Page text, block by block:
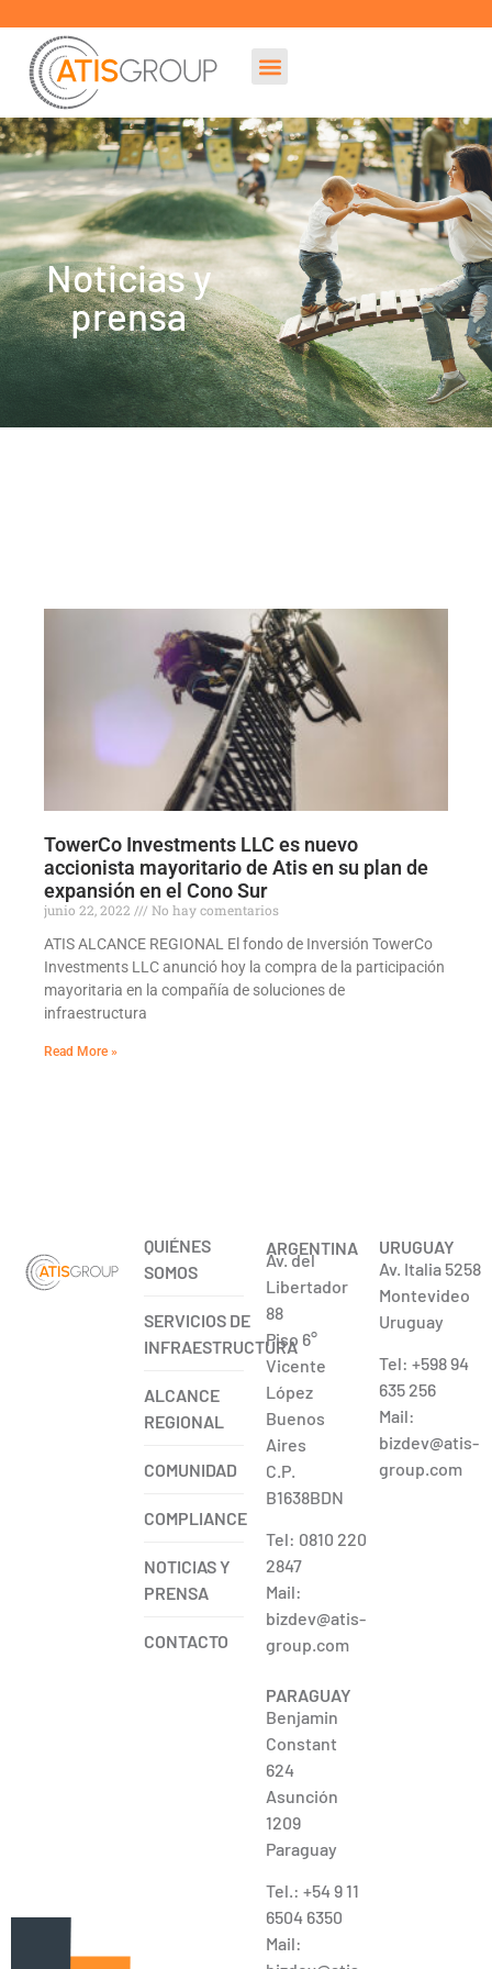
Noticias y
prensa
TowerCo Investments LLC es nuevo
accionista mayoritario de Atis en su plan de
expansión en el Cono Sur
junio 22, 2022
No hay comentarios
ATIS ALCANCE REGIONAL El fondo de Inversión TowerCo
Investments LLC anunció hoy la compra de la participación
mayoritaria en la compañía de soluciones de
infraestructura
Read More »
QUIÉNES
SOMOS
SERVICIOS DE
INFRAESTRUCTURA
ALCANCE
REGIONAL
COMUNIDAD
COMPLIANCE
NOTICIAS Y
PRENSA
CONTACTO
ARGENTINA
Av. del
Libertador
88
Piso 6°
Vicente
López
Buenos
Aires
C.P.
B1638BDN
Tel: 0810 220
2847
Mail:
bizdev@atis-
group.com
PARAGUAY
Benjamin
Constant
624
Asunción
1209
Paraguay
Tel.: +54 9 11
6504 6350
Mail:
URUGUAY
Av. Italia 5258
Montevideo
Uruguay
Tel: +598 94
635 256
Mail:
bizdev@atis-
group.com